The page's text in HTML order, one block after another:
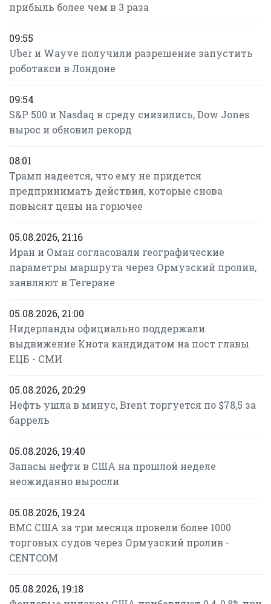
прибыль более чем в 3 раза
09:55
Uber и Wayve получили разрешение запустить
роботакси в Лондоне
09:54
S&P 500 и Nasdaq в среду снизились, Dow Jones
вырос и обновил рекорд
08:01
Трамп надеется, что ему не придется
предпринимать действия, которые снова
повысят цены на горючее
05.08.2026, 21:16
Иран и Оман согласовали географические
параметры маршрута через Ормузский пролив,
заявляют в Тегеране
05.08.2026, 21:00
Нидерланды официально поддержали
выдвижение Кнота кандидатом на пост главы
ЕЦБ - СМИ
05.08.2026, 20:29
Нефть ушла в минус, Brent торгуется по $78,5 за
баррель
05.08.2026, 19:40
Запасы нефти в США на прошлой неделе
неожиданно выросли
05.08.2026, 19:24
ВМС США за три месяца провели более 1000
торговых судов через Ормузский пролив -
CENTCOM
05.08.2026, 19:18